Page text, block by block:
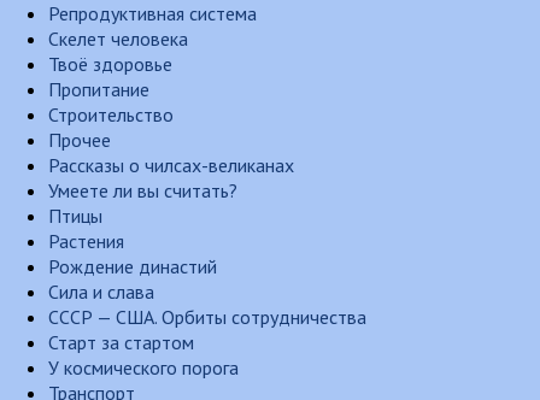
Репродуктивная система
Скелет человека
Твоё здоровье
Пропитание
Строительство
Прочее
Рассказы о чилсах-великанах
Умеете ли вы считать?
Птицы
Растения
Рождение династий
Сила и слава
СССР — США. Орбиты сотрудничества
Старт за стартом
У космического порога
Транспорт